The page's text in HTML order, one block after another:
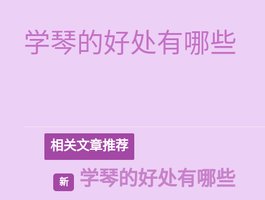
学琴的好处有哪些
相关文章推荐
新 学琴的好处有哪些